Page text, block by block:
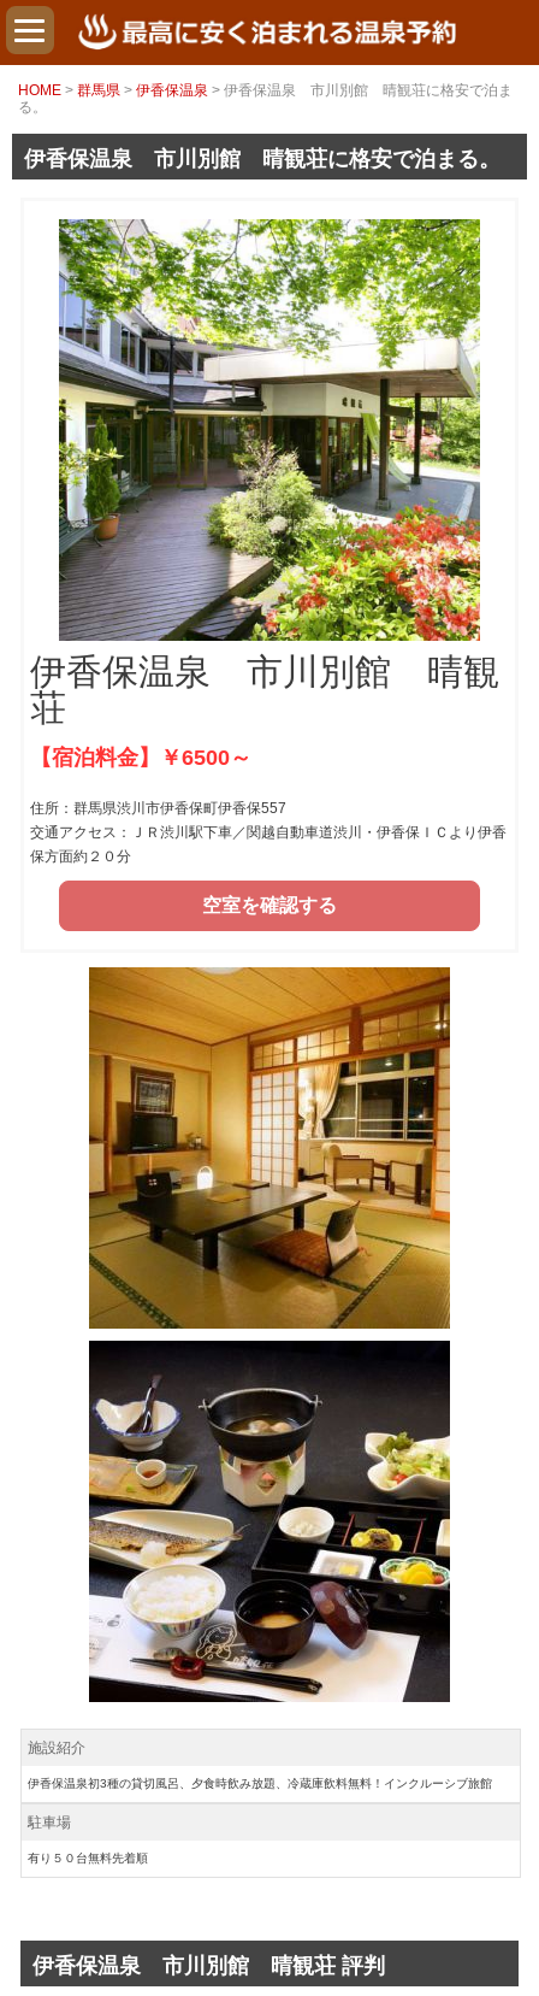
HOME > 群馬県 > 伊香保温泉 > 伊香保温泉 市川別館 晴観荘に格安で泊ま
る。
伊香保温泉 市川別館 晴観荘に格安で泊まる。
伊香保温泉 市川別館 晴観
荘
【宿泊料金】￥6500～
住所：群馬県渋川市伊香保町伊香保557
交通アクセス：ＪＲ渋川駅下車／関越自動車道渋川・伊香保ＩＣより伊香
保方面約２０分
空室を確認する
施設紹介
伊香保温泉初3種の貸切風呂、夕食時飲み放題、冷蔵庫飲料無料！インクルーシブ旅館
駐車場
有り５０台無料先着順
伊香保温泉 市川別館 晴観荘 評判